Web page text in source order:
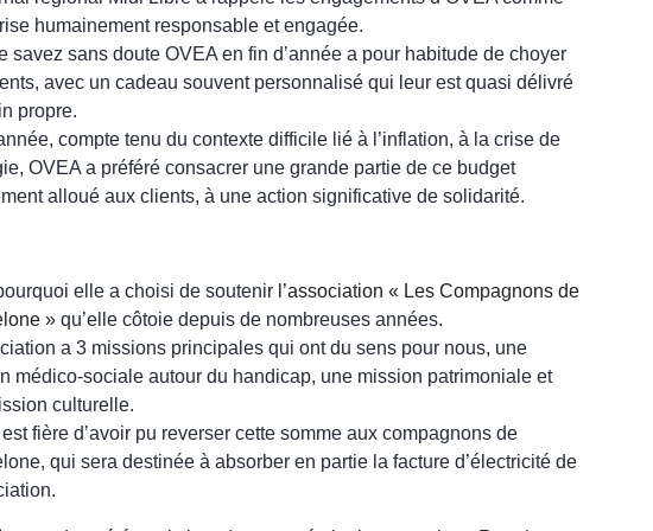
humainement responsable et engagée.
savez sans doute OVEA en fin d’année a pour habitude de choyer
avec un cadeau souvent personnalisé qui leur est quasi délivré
propre.
compte tenu du contexte difficile lié à l’inflation, à la crise de
OVEA a préféré consacrer une grande partie de ce budget
alloué aux clients, à une action significative de solidarité.
elle a choisi de soutenir l’association « Les Compagnons de
» qu’elle côtoie depuis de nombreuses années.
a 3 missions principales qui ont du sens pour nous, une
médico-sociale autour du handicap, une mission patrimoniale et
culturelle.
fière d’avoir pu reverser cette somme aux compagnons de
qui sera destinée à absorber en partie la facture d’électricité de